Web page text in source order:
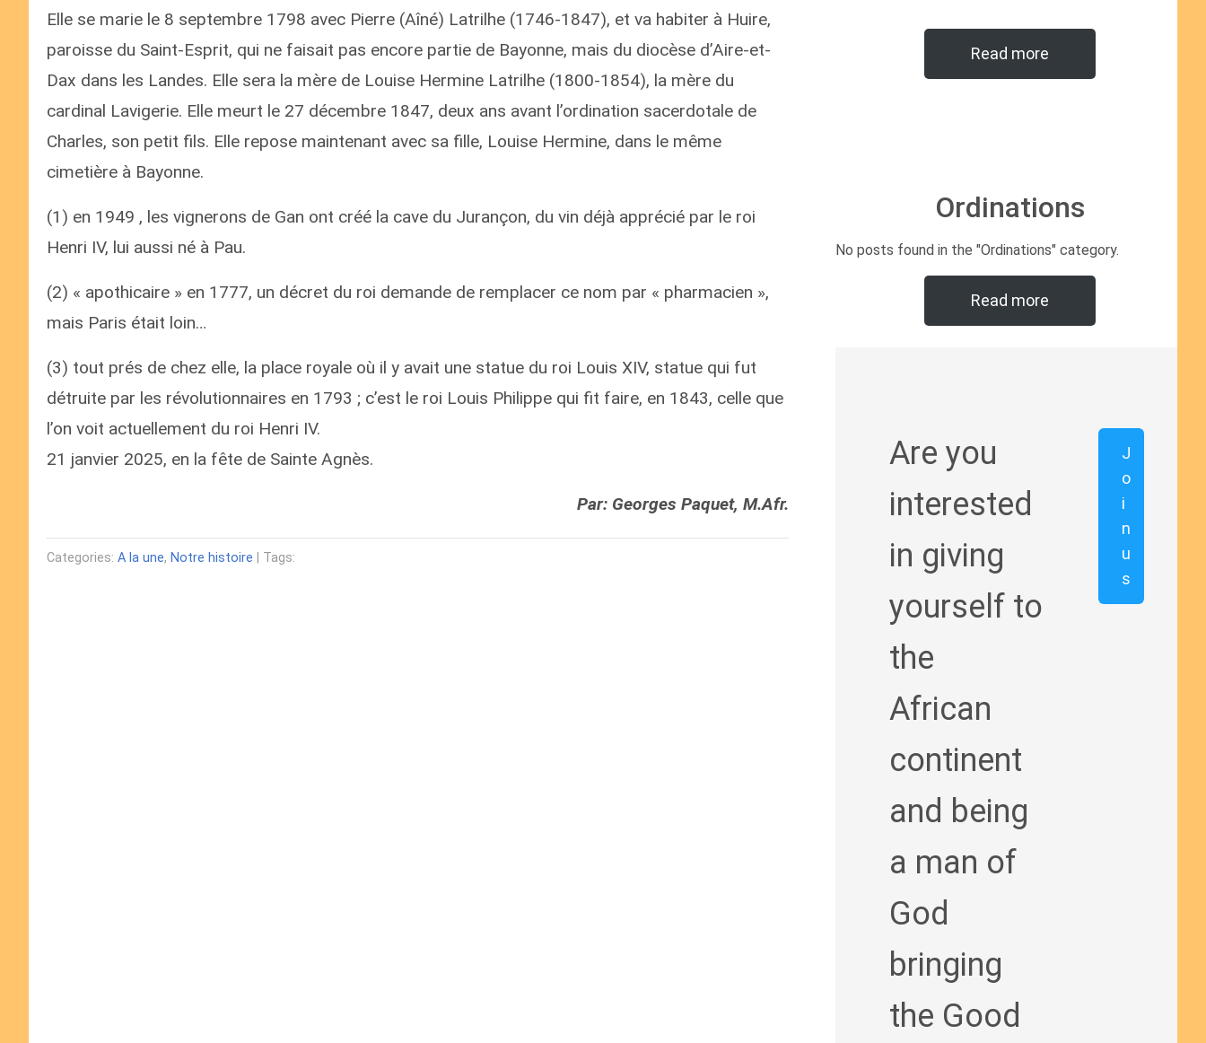
Elle se marie le 8 septembre 1798 avec Pierre (Aîné) Latrilhe (1746-1847), et va habiter à Huire,
paroisse du Saint-Esprit, qui ne faisait pas encore partie de Bayonne, mais du diocèse d’Aire-et-
Dax dans les Landes. Elle sera la mère de Louise Hermine Latrilhe (1800-1854), la mère du
cardinal Lavigerie. Elle meurt le 27 décembre 1847, deux ans avant l’ordination sacerdotale de
Charles, son petit fils. Elle repose maintenant avec sa fille, Louise Hermine, dans le même
cimetière à Bayonne.
(1) en 1949 , les vignerons de Gan ont créé la cave du Jurançon, du vin déjà apprécié par le roi
Henri IV, lui aussi né à Pau.
(2) « apothicaire » en 1777, un décret du roi demande de remplacer ce nom par « pharmacien »,
mais Paris était loin…
(3) tout prés de chez elle, la place royale où il y avait une statue du roi Louis XIV, statue qui fut
détruite par les révolutionnaires en 1793 ; c’est le roi Louis Philippe qui fit faire, en 1843, celle que
l’on voit actuellement du roi Henri IV.
21 janvier 2025, en la fête de Sainte Agnès.
Par: Georges Paquet, M.Afr.
Categories: A la une, Notre histoire | Tags:
Read more
Ordinations
No posts found in the "Ordinations" category.
Read more
Are you
interested
in giving
yourself to
the
African
continent
and being
a man of
God
bringing
the Good
J
o
i
n
u
s